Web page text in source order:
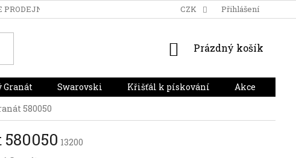
HODNOCENÍ OBCHODU
CZK Přihlášení
NÁKUPNÍ
Prázdný košík
Granát Swarovski Křišťál k pískování Akce
580050
13200